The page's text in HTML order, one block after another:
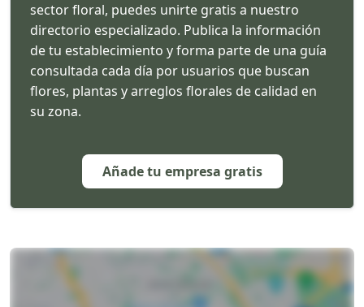
sector floral, puedes unirte gratis a nuestro
directorio especializado. Publica la información
de tu establecimiento y forma parte de una guía
consultada cada día por usuarios que buscan
flores, plantas y arreglos florales de calidad en
su zona.
Añade tu empresa gratis